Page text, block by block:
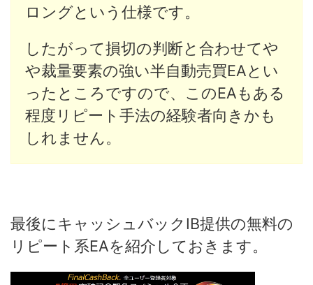
ロングという仕様です。
したがって損切の判断と合わせてや
や裁量要素の強い半自動売買EAとい
ったところですので、このEAもある
程度リピート手法の経験者向きかも
しれません。
最後にキャッシュバックIB提供の無料の
リピート系EAを紹介しておきます。